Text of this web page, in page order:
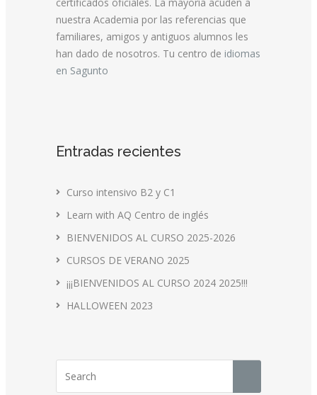
nuestra Academia por las referencias que
familiares, amigos y antiguos alumnos les
han dado de nosotros. Tu centro de idiomas
en Sagunto
Entradas recientes
Curso intensivo B2 y C1
Learn with AQ Centro de inglés
BIENVENIDOS AL CURSO 2025-2026
CURSOS DE VERANO 2025
¡¡¡BIENVENIDOS AL CURSO 2024 2025!!!
HALLOWEEN 2023